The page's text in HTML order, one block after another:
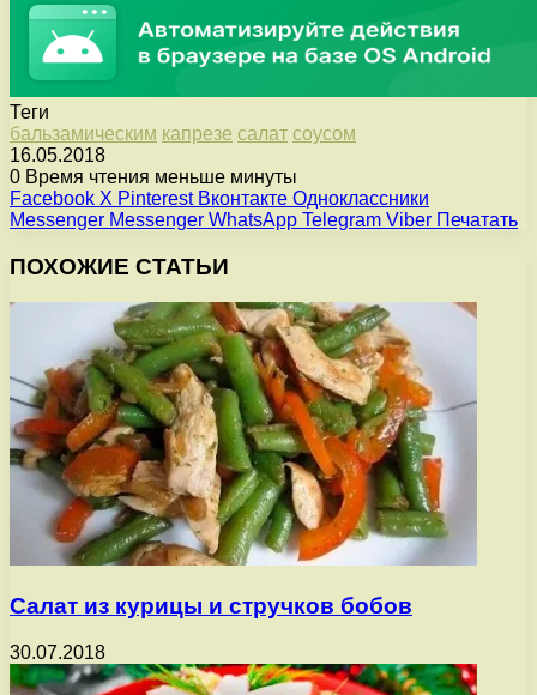
Теги
бальзамическим капрезе салат соусом
16.05.2018
0 Время чтения меньше минуты
Facebook X Pinterest Вконтакте Одноклассники
Messenger Messenger WhatsApp Telegram Viber Печатать
ПОХОЖИЕ СТАТЬИ
Салат из курицы и стручков бобов
30.07.2018